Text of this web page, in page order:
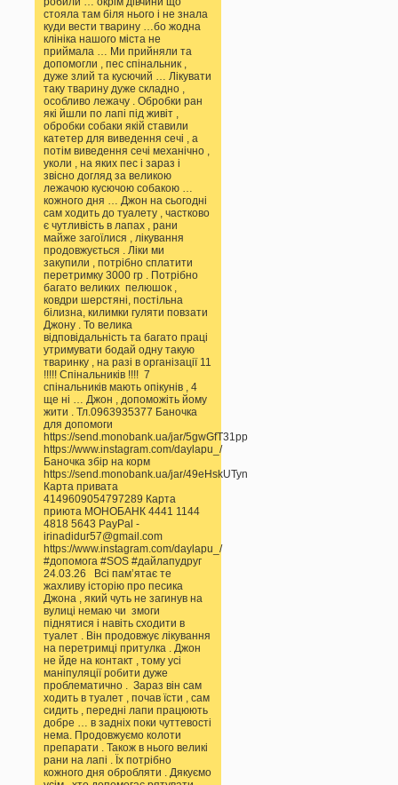
стояла там біля нього і не знала
куди вести тварину …бо жодна
клініка нашого міста не
приймала … Ми прийняли та
допомогли , пес спінальник ,
дуже злий та кусючий … Лікувати
таку тварину дуже складно ,
особливо лежачу . Обробки ран
які йшли по лапі під живіт ,
обробки собаки якій ставили
катетер для виведення сечі , а
потім виведення сечі механічно ,
уколи , на яких пес і зараз і
звісно догляд за великою
лежачою кусючою собакою …
кожного дня … Джон на сьогодні
сам ходить до туалету , частково
є чутливість в лапах , рани
майже загоїлися , лікування
продовжується . Ліки ми
закупили , потрібно сплатити
перетримку 3000 гр . Потрібно
багато великих пелюшок ,
ковдри шерстяні, постільна
білизна, килимки гуляти повзати
Джону . То велика
відповідальність та багато праці
утримувати бодай одну такую
тваринку , на разі в організації 11
!!!!! Спінальників !!!! 7
спінальників мають опікунів , 4
ще ні … Джон , допоможіть йому
жити . Тл.0963935377 Баночка
для допомоги
https://send.monobank.ua/jar/5gwGfT31pp
https://www.instagram.com/daylapu_/
Баночка збір на корм
https://send.monobank.ua/jar/49eHskUTyn
Карта привата
4149609054797289 Карта
приюта МОНОБАНК 4441 1144
4818 5643 PayPal -
irinadidur57@gmail.com
https://www.instagram.com/daylapu_/
#допомога #SOS #дайлапудруг
24.03.26 Всі памʼятає те
жахливу історію про песика
Джона , який чуть не загинув на
вулиці немаю чи змоги
піднятися і навіть сходити в
туалет . Він продовжує лікування
на перетримці притулка . Джон
не йде на контакт , тому усі
маніпуляції робити дуже
проблематично . Зараз він сам
ходить в туалет , почав їсти , сам
сидить , передні лапи працюють
добре … в задніх поки чуттевості
нема. Продовжуємо колоти
препарати . Також в нього великі
рани на лапі . Їх потрібно
кожного дня обробляти . Дякуємо